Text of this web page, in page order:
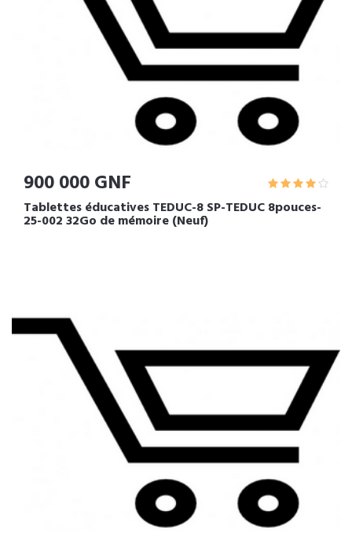
900 000 GNF
Tablettes éducatives TEDUC-8 SP-TEDUC 8pouces-
25-002 32Go de mémoire (Neuf)